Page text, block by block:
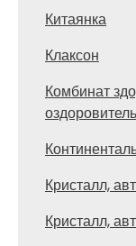
Китаянка
Клаксон
Комбинат
Кристалл,
Кристалл,